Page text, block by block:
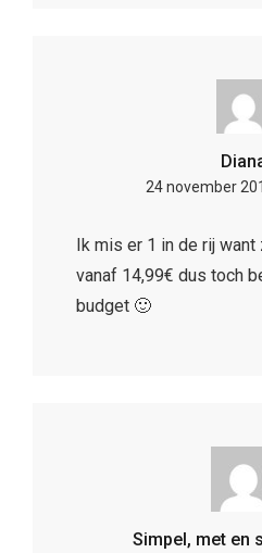
24 november
Ik mis er 1 in de rij
vanaf 14,99€ dus toch
budget 🙂
Simpel, met en